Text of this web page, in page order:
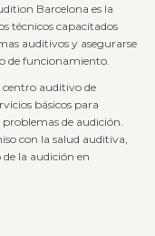
Barcelona es la
técnicos capacitados
auditivos y asegurarse
de funcionamiento.
auditivo de
básicos para
de audición.
con la salud auditiva,
la audición en